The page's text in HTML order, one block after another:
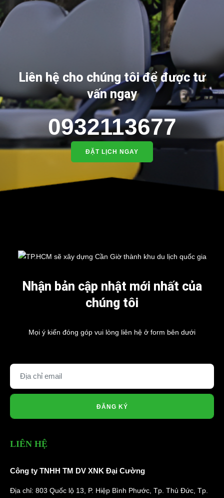
Liên hệ cho chúng tôi để được tư
vấn ngay
0932113677
ĐẶT LỊCH NGAY
Nhận bản cập nhật mới nhất của
chúng tôi
Mọi ý kiến đóng góp vui lòng liên hệ ở form bên dưới
ĐĂNG KÝ
LIÊN HỆ
Công ty TNHH TM DV XNK Đại Cường
Địa chỉ: 803 Quốc lộ 13, P. Hiệp Bình Phước, Tp. Thủ Đức, Tp.